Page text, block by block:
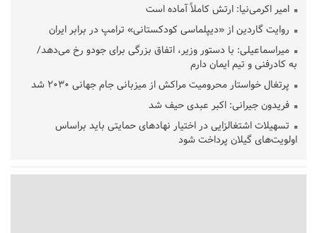
امیر اکرمی‌نیا: ارتش کاملاً آماده است
روایت گاردین از «دیپلماسی کودکستانی» ترامپ در برابر ایران
میراسماعیلی: با دستور وزیر، اتفاق بزرگی برای جودو رخ می‌دهد/
به کادرفنی و تیم ایمان دارم
پرتغال خواستار محرومیت مراکش از میزبانی جام جهانی ۲۰۳۰ شد
فریدون جیرانی: اکبر عبدی حیف شد
تسهیلات اشتغالزایی در اختیار نهادهای حمایتی باید براساس
اولویت‌های گیلان پرداخت شود
قلعه‌نویی مشخص شد